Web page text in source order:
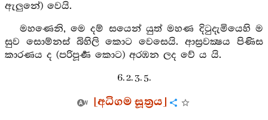
ඇලුනේ) වෙයි.
මහණෙනි, මෙ දම් සයෙන් යුත් මහණ දිටුදැමියෙහි ම
සුව සොම්නස් බිහිලි කොට වෙසෙයි. ආස්‍රවක්‍ෂය පිණිස
කාරණය ද (පරිපූර්‍ණ කොට) අරඹන ලද වේ ය යි.
6. 2. 3. 5.
[අධිගම සූත්‍රය]